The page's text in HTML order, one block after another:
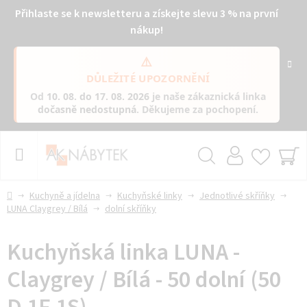
Přihlaste se k newsletteru a získejte slevu 3 % na první
nákup!
⚠️
DŮLEŽITÉ UPOZORNĚNÍ
Od 10. 08. do 17. 08. 2026 je naše zákaznická linka
dočasně nedostupná. Děkujeme za pochopení.
DomůKuchyně a jídelna Kuchyňské linky
Jednotlivé skříňky
LUNA Claygrey / Bílá
dolní skříňky
Kuchyňská linka LUNA -
Claygrey / Bílá - 50 dolní (50